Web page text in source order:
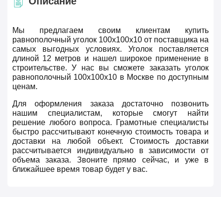
Мы предлагаем своим клиентам купить
равнополочный уголок 100х100х10 от поставщика на
самых выгодных условиях. Уголок поставляется
длиной 12 метров и нашел широкое применение в
строительстве. У нас вы сможете заказать уголок
равнополочный 100х100х10 в Москве по доступным
ценам.
Для оформления заказа достаточно позвонить
нашим специалистам, которые смогут найти
решение любого вопроса. Грамотные специалисты
быстро рассчитывают конечную стоимость товара и
доставки на любой объект. Стоимость доставки
рассчитывается индивидуально в зависимости от
объема заказа. Звоните прямо сейчас, и уже в
ближайшее время товар будет у вас.